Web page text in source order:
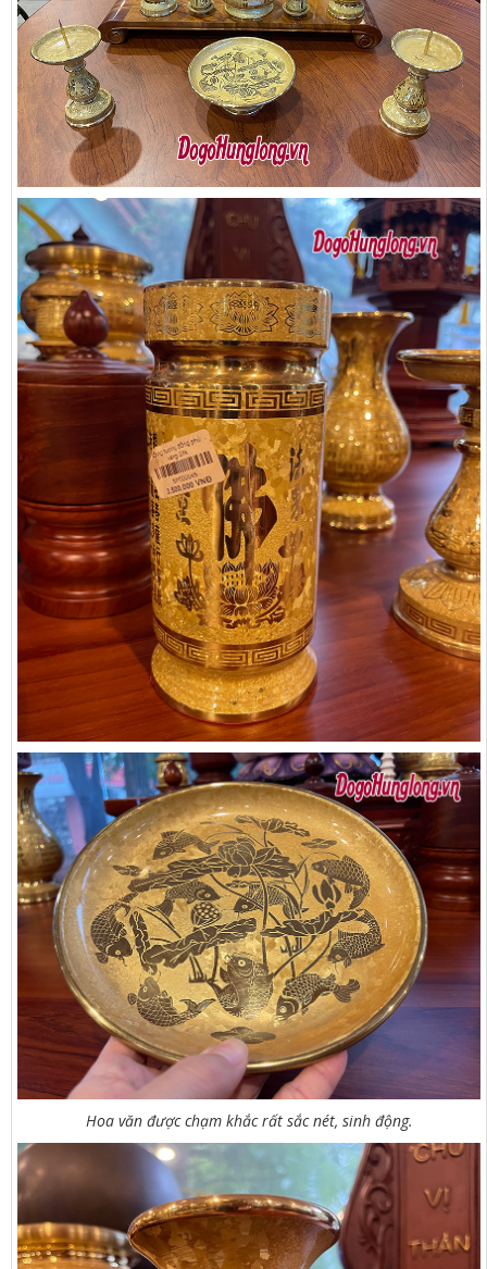
Hoa văn được chạm khắc rất sắc nét, sinh động.